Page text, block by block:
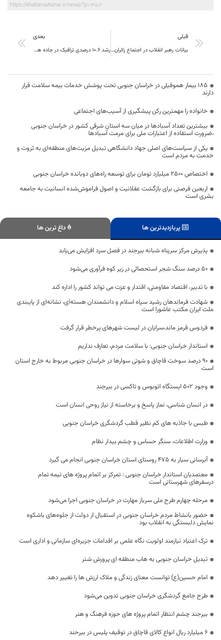
https://khabarvahonar.ir/news/?p=14502
قبلی
بیانات رهبر انقلاب در اجتماع زائران و مجاوران حرم مطهر رضوی
بعدی
رشد 10.6 درصدی ترافیک در جاده های استان در هشتمین روز از طرح نوروزی 97
۱۸۵ بیمار هموفیلی در خراسان جنوبی تحت پوشش خدمات بیمه سلامت قرار
دارند
خانواده را مهمترین رکن پیشگیری از آسیب‌های اجتماعی
بیشترین تعداد آسبادها در میان سه استان شرقی کشور در خراسان جنوبی
،ضرورت استفاده از اعتبارات ملی برای مرمت آسبادها
یکی از سیاست‌های اصلی جهاد دانشگاهی تبدیل مزیت‌های منطقه‌ای به ثروت و
خدمت به مردم است
اختصاص 2500 میلیارد تومان برای توسعه راه‌های دوبانده خراسان جنوبی
اربعین فرصتی برای بازگشت عقلانیت و اصول فراموش‌شده انسانیت به جامعه
بشری است
پربازدیدترین ها داغ ترین ها
پذیرش مرکز سرپناه شبانه بیرجند در فصل سرد افزایش می‌یابد
۵۰ درصد سنگ شجر استحصالی در زیر کوه فرآوری می‌شود
با تدبیر، اقتصاد مقاومتی، اقتدار و عزت می تواند کشور را اداره کند
شهادت فرماندهان رشید سپاه اسلام و دانشمندان هسته‌ای، نشانه‌ای از پایبندی
ملت ایران مکتب عاشورا است
فردوس قرمز ماند،سرایان در لیست شهرهای پرخطر قرار گرفت
استاندار خراسان جنوبی: با سلامت مردم، تعارف نداریم
۹۰ درصد سوخت قاچاق و شوتی سوارها در خراسان جنوبی مربوط به خارج استان
است
وجود ۵۰۲ ایستگاه اتوبوس و تاکسی در بیرجند
در انسان شناسی، نماز پاسخ و برخاسته از نیاز روحی انسان است
طبس با جاذبه های کم نظیر قطب گردشگری خراسان جنوبی
وزارت اطلاعات، سنگر حساس و چشم بیدار نظام
آبرسانی سیار به 475 روستای استان خراسان جنوبی انجام می گیرد
معتمدیان استاندار خراسان جنوبی : تمرکز بر اتمام پروژه های نیمه تمام
درسفرهای شهرستانی است
مرحله چهارم طرح ملی سرباز مهارت در خراسان جنوبی اجرا می‌شود
حضور بانشاط مردم خراسان جنوبی در استقبال از دولت از جلوه‌های باشکوه
نمایش دلبستگی به انقلاب بود
ترک اعتیاد نیازمند اولویت نگاه علمی بر اقدامات جزیره‌ای سازمانی و اداری است
تبدیل خراسان جنوبی به هاب منطقه ای پرورش شتر
امام حسین(ع) توانست معنای زندگی و ملاک ارزش ها را تغییر دهد
طرح جامع گردشگری خراسان جنوبی تدوین می‌شود
بیرجند چشم انتظار اتمام پروژه های حوزه فرهنگ و هنر
۶ میلیارد ریال انواع کالای قاچاق در توقیف پلیس در بیرحند